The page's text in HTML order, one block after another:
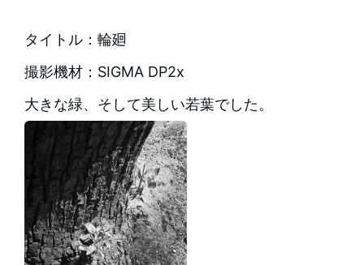
タイトル：輪廻
撮影機材：SIGMA DP2x
大きな緑、そして美しい若葉でした。